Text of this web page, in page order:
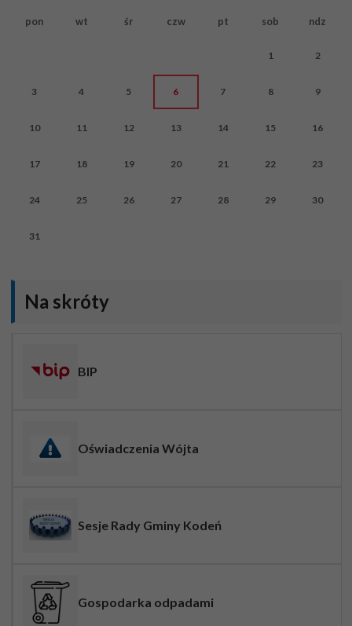
pon wt śr czw pt sob ndz
1 2
3 4 5 6 7 8 9
10 11 12 13 14 15 16
17 18 19 20 21 22 23
24 25 26 27 28 29 30
31
Na skróty
BIP
Oświadczenia Wójta
Sesje Rady Gminy Kodeń
Gospodarka odpadami